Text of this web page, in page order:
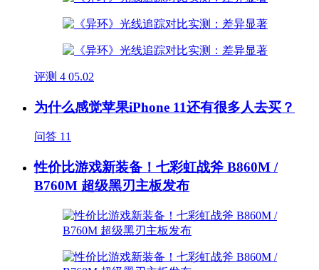
评测 4 05.02
为什么感觉苹果iPhone 11还有很多人去买？
问答 11
性价比游戏新装备！七彩虹战斧 B860M /
B760M 超级黑刃主板发布